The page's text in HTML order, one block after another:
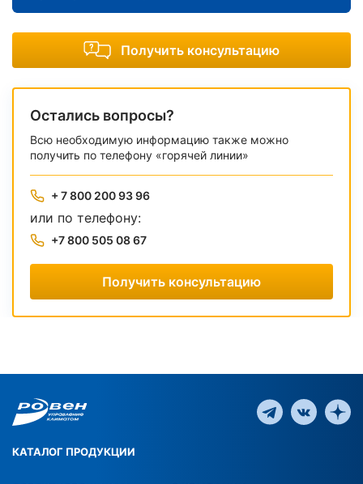
Получить консультацию
Остались вопросы?
Всю необходимую информацию также можно
получить по телефону «горячей линии»
+ 7 800 200 93 96
или по телефону:
+7 800 505 08 67
Получить консультацию
КАТАЛОГ ПРОДУКЦИИ